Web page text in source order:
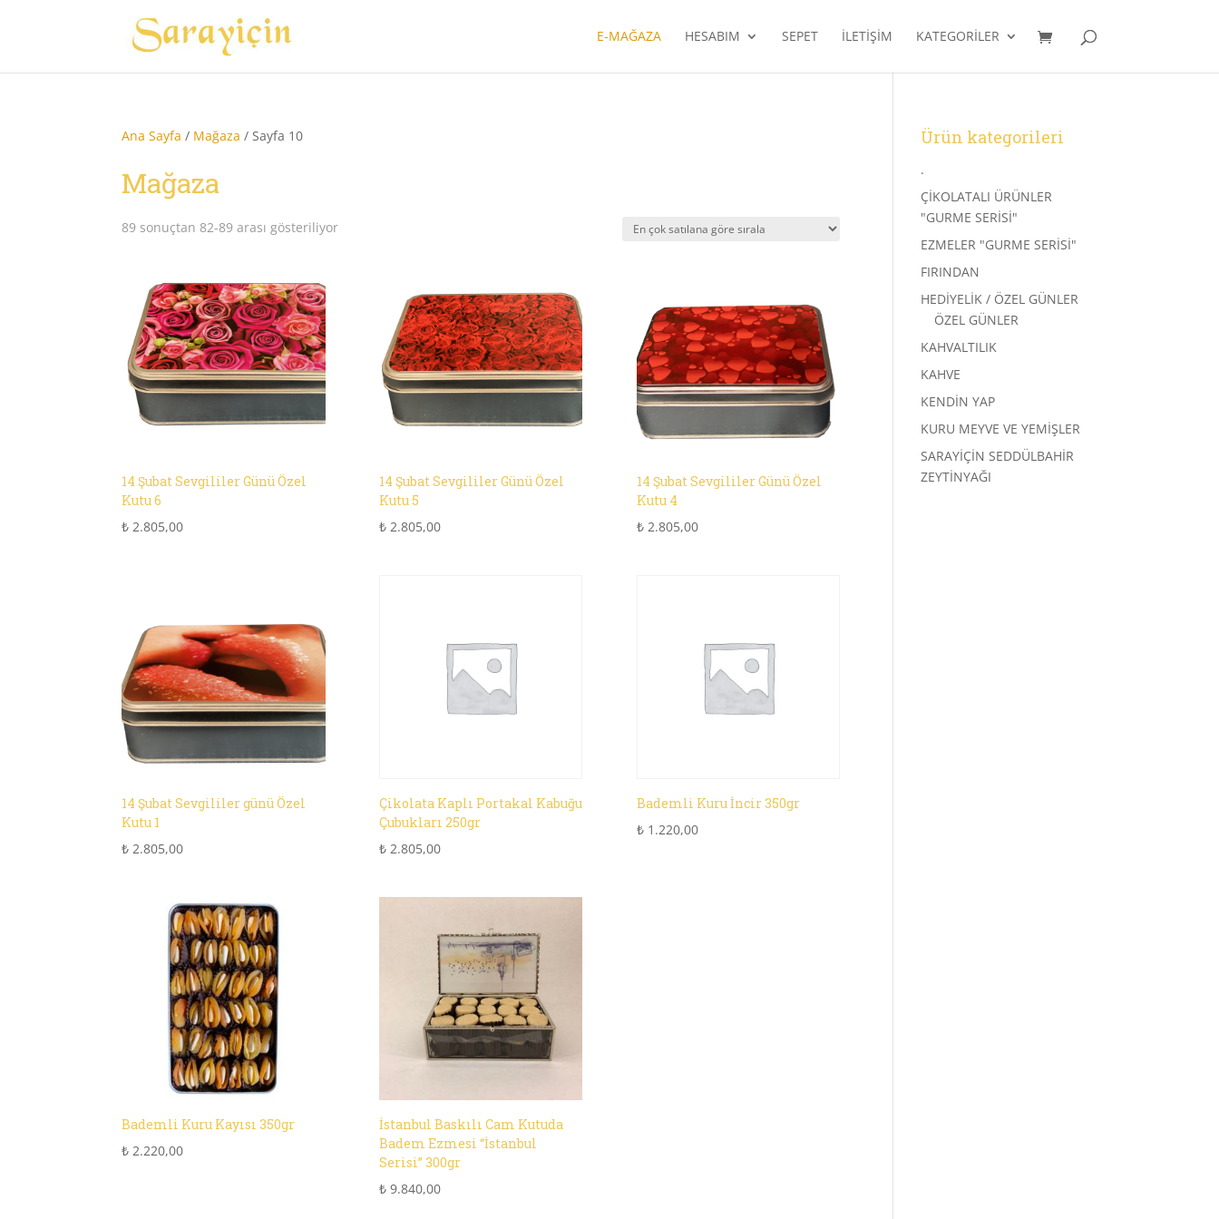
E-MAĞAZA HESABIM SEPET İLETIŞIM KATEGORILER
Ana Sayfa / Mağaza / Sayfa 10
Mağaza
89 sonuçtan 82-89 arası gösteriliyorPopülerliğe
14 Şubat Sevgililer Günü Özel
Kutu 6
₺ 2.805,00
14 Şubat Sevgililer Günü Özel
Kutu 5
₺2.805,00
14 Şubat Sevgililer Günü Özel
Kutu 4
₺2.805,00
14 Şubat Sevgililer günü Özel
Kutu 1
₺ 2.805,00
Çikolata Kaplı Portakal Kabuğu
Çubukları 250gr
₺2.805,00
Bademli Kuru İncir 350gr
₺1.220,00
Bademli Kuru Kayısı 350gr
₺ 2.220,00
İstanbul Baskılı Cam Kutuda
Badem Ezmesi “İstanbul
Serisi” 300gr
₺9.840,00
Ürün kategorileri
.
ÇİKOLATALI ÜRÜNLER
"GURME SERİSİ"
EZMELER "GURME SERİSİ"
FIRINDAN
HEDİYELİK / ÖZEL GÜNLER
ÖZEL GÜNLER
KAHVALTILIK
KAHVE
KENDİN YAP
KURU MEYVE VE YEMİŞLER
SARAYİÇİN SEDDÜLBAHİR
ZEYTİNYAĞI